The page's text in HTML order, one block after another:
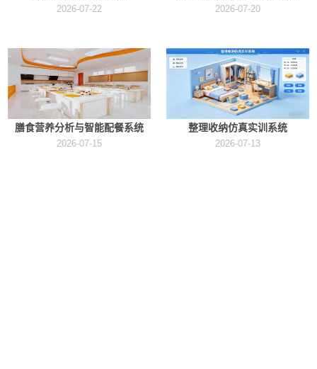
2026-07-22 2026-07-20
膳食营养分析与智能配餐系统
2026-07-15
整理收纳仿真实训系统
2026-07-13